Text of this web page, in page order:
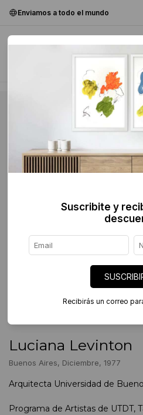
Enviamos a todo el mundo
#ARTISTA EN FOCO
Ver nota a Luciana Levinton
#Artistaenfoco
LUCIANA LEVINTON
Luciana Levinton
Buenos Aires, Diciembre, 1977
Arquitecta Universidad de
Programa de Artistas de UTDT,
Suscribite y
Recibirás un correo